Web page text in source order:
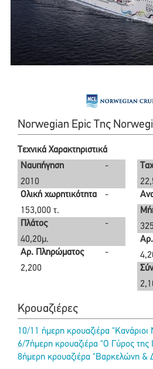
Norwegian Epic Της
Τεχνικά Χαρακτηριστικά
Ναυπήγηση
-
2010
Ολική χωρητικότητα
-
153,000 τ.
Πλάτος
-
40,20μ.
Αρ. Πληρώματος
-
2,200
Κρουαζιέρες
10/11 ήμερη κρουαζιέρα
6/7ήμερη κρουαζιέρα "Ο Γύρος της
8ήμερη κρουαζιέρα "Βαρκελώνη &